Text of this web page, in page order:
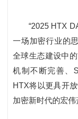
“2025 HTX
一场加密行业的
全球生态建设中
机制不断完善、
HTX将以更具开
加密新时代的宏伟